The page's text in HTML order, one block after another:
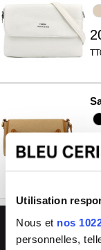
Utilisation
Nous et nos
personnelles,
🏪